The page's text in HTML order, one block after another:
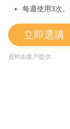
每週使用3次
立即選購
資料由客戶提供